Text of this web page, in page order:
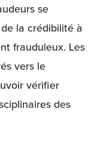
se
la crédibilité à
frauduleux. Les
vers le
vérifier
des